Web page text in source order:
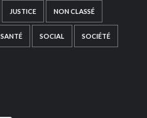
JUSTICE NON CLASSÉ
SANTÉ SOCIAL SOCIÉTÉ